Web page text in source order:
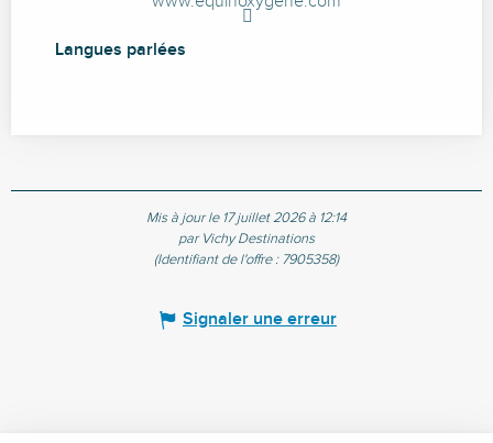
Langues parlées
Langues parlées
Mis à jour le 17 juillet 2026 à 12:14
par Vichy Destinations
(Identifiant de l'offre : 7905358)
Signaler une erreur